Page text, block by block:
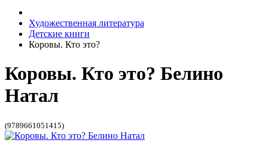
Художественная литература
Детские книги
Коровы. Кто это?
Коровы. Кто это? Белино
Натал
(9789661051415)